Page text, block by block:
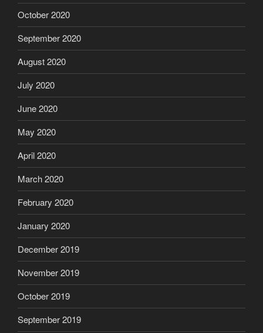
October 2020
September 2020
August 2020
July 2020
June 2020
May 2020
April 2020
March 2020
February 2020
January 2020
December 2019
November 2019
October 2019
September 2019